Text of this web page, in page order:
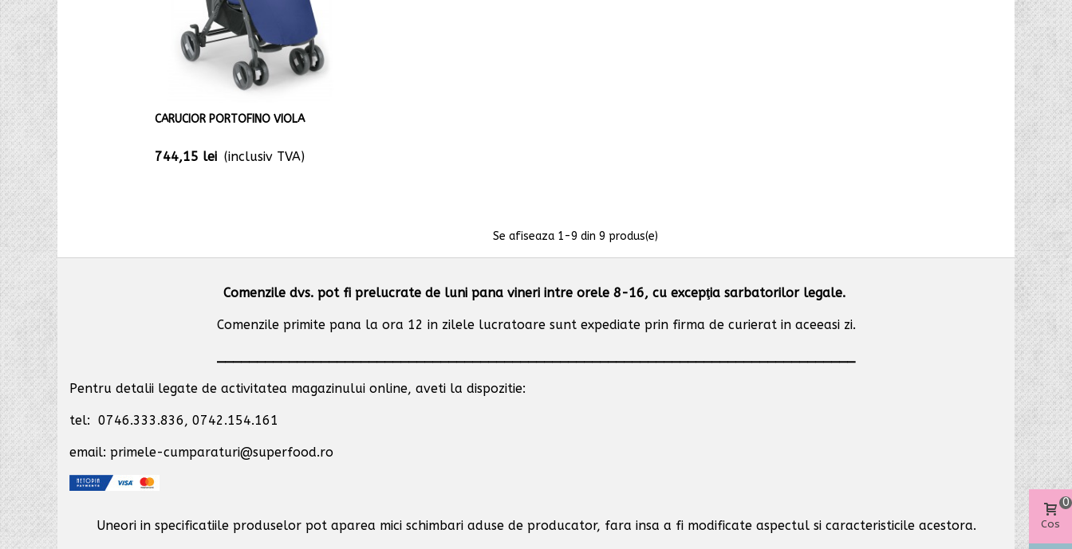
CARUCIOR PORTOFINO VIOLA
744,15 lei (inclusiv TVA)
Se afiseaza 1-9 din 9 produs(e)
Comenzile dvs. pot fi prelucrate de luni pana vineri intre orele 8-16, cu excepţia sarbatorilor legale.
Comenzile primite pana la ora 12 in zilele lucratoare sunt expediate prin firma de curierat in aceeasi zi.
Pentru detalii legate de activitatea magazinului online, aveti la dispozitie:
tel: 0746.333.836, 0742.154.161
email: primele-cumparaturi@superfood.ro
Uneori in specificatiile produselor pot aparea mici schimbari aduse de producator, fara insa a fi modificate aspectul si caracteristicile acestora. Cos
0